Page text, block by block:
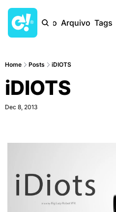
Início Arquivo Tags
Home Posts iDIOTS
iDIOTS
Dec 8, 2013